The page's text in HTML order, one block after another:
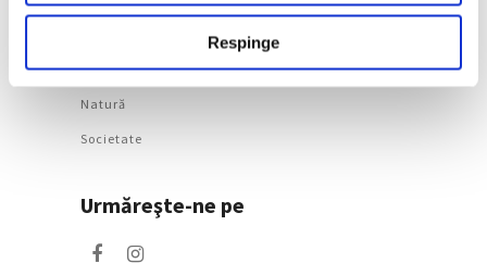
Respinge
Categorii
Artǎ
Natură
Societate
Urmăreşte-ne pe